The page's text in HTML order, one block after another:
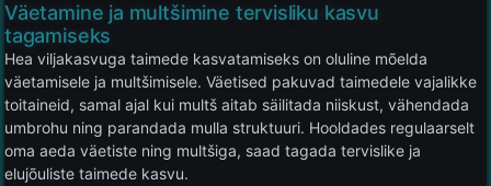
Väetamine ja multšimine tervisliku kasvu
tagamiseks
Hea viljakasvuga taimede kasvatamiseks on oluline mõelda
väetamisele ja multšimisele. Väetised pakuvad taimedele vajalikke
toitaineid, samal ajal kui multš aitab säilitada niiskust, vähendada
umbrohu ning parandada mulla struktuuri. Hooldades regulaarselt
oma aeda väetiste ning multšiga, saad tagada tervislike ja
elujõuliste taimede kasvu.